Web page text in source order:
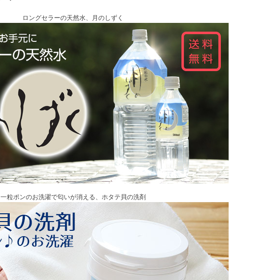
ロングセラーの天然水、月のしずく
一粒ポンのお洗濯で匂いが消える、ホタテ貝の洗剤